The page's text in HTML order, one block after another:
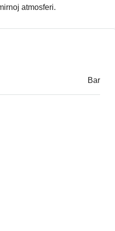
atmosferi.
Bar